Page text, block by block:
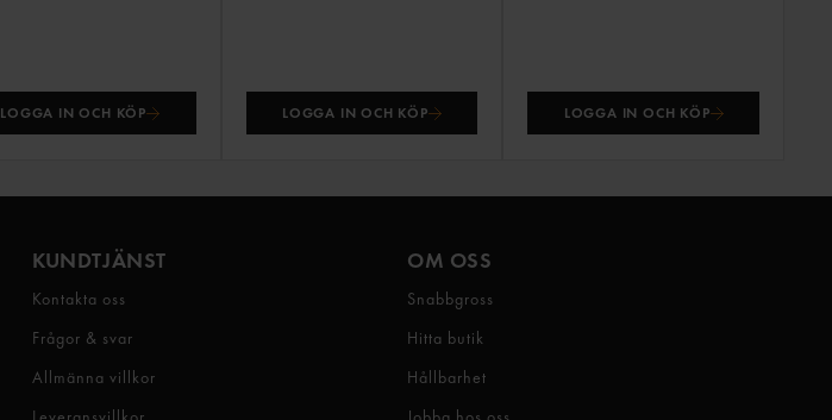
LOGGA IN OCH KÖP LOGGA IN OCH KÖP LOGGA IN OCH KÖP
KUNDTJÄNST
Kontakta oss
Frågor & svar
Allmänna villkor
OM OSS
Snabbgross
Hitta butik
Hållbarhet